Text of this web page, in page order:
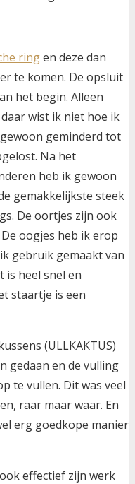
ringen deze dan
te komen. De opsluit
het begin. Alleen
wist ik niet hoe ik
geminderd tot
Na het
heb ik gewoon
gemakkelijkste steek
De oortjes zijn ook
oogjes heb ik erop
gebruik gemaakt van
is heel snel en
staartje is een
(ULLKAKTUS)
gedaan en de vulling
te vullen. Dit was veel
raar maar waar. En
erg goedkope manier
effectief zijn werk